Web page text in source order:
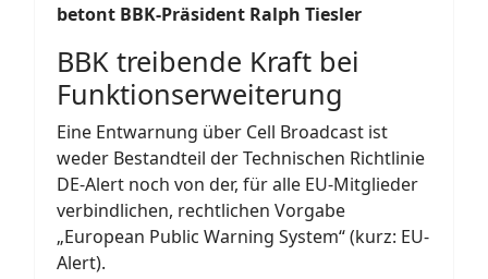
betont BBK-Präsident Ralph Tiesler
BBK treibende Kraft bei
Funktionserweiterung
Eine Entwarnung über Cell Broadcast ist
weder Bestandteil der Technischen Richtlinie
DE-Alert noch von der, für alle EU-Mitglieder
verbindlichen, rechtlichen Vorgabe
„European Public Warning System“ (kurz: EU-
Alert).